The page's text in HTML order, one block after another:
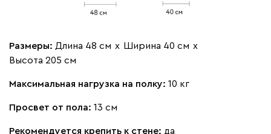
Размеры: Длина 48 см х Ширина 40 см х
Высота 205 см
Максимальная нагрузка на полку: 10 кг
Просвет от пола: 13 см
Рекомендуется крепить к стене: да